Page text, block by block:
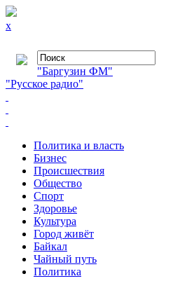
x
"Баргузин ФМ"
"Русское радио"
Политика и власть
Бизнес
Происшествия
Общество
Cпорт
Здоровье
Культура
Город живёт
Байкал
Чайный путь
Политика